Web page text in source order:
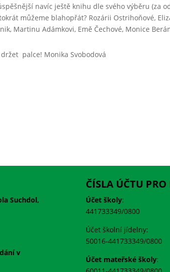
navíc ještě knihu dle svého výběru (za
můžeme blahopřát? Rozárii Ostrihoňové,
Martinu Adámkovi, Emě Čechové, Monice
palce! Monika Svobodová
Suchdol,
v
ČÍSLA ÚČTU
Účet školy:
441733349/0800
Účet školní jídelny:
50016-441733349/0800
Účet mateřské školy: